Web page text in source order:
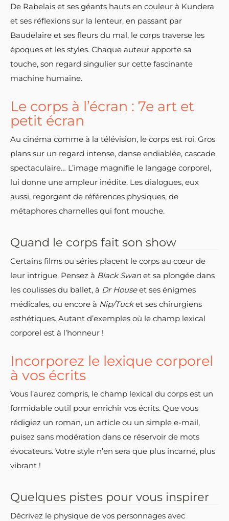
De Rabelais et ses géants hauts en couleur à Kundera
et ses réflexions sur la lenteur, en passant par
Baudelaire et ses fleurs du mal, le corps traverse les
époques et les styles. Chaque auteur apporte sa
touche, son regard singulier sur cette fascinante
machine humaine.
Le corps à l’écran : 7e art et
petit écran
Au cinéma comme à la télévision, le corps est roi. Gros
plans sur un regard intense, danse endiablée, cascade
spectaculaire… L’image magnifie le langage corporel,
lui donne une ampleur inédite. Les dialogues, eux
aussi, regorgent de références physiques, de
métaphores charnelles qui font mouche.
Quand le corps fait son show
Certains films ou séries placent le corps au cœur de
leur intrigue. Pensez à Black Swan et sa plongée dans
les coulisses du ballet, à Dr Houseet ses énigmes
médicales, ou encore à Nip/Tucket ses chirurgiens
esthétiques. Autant d’exemples où le champ lexical
corporel est à l’honneur !
Incorporez le lexique corporel
à vos écrits
Vous l’aurez compris, le champ lexical du corps est un
formidable outil pour enrichir vos écrits. Que vous
rédigiez un roman, un article ou un simple e-mail,
puisez sans modération dans ce réservoir de mots
évocateurs. Votre style n’en sera que plus incarné, plus
vibrant !
Quelques pistes pour vous inspirer
Décrivez le physique de vos personnages avec